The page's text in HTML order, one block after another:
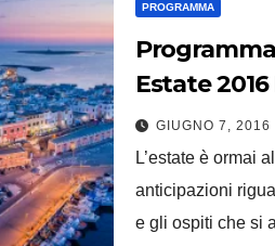
PROGRAMMA
Estate
GIUGNO 7, 2016
L’estate è ormai
anticipazioni
e gli ospiti che si